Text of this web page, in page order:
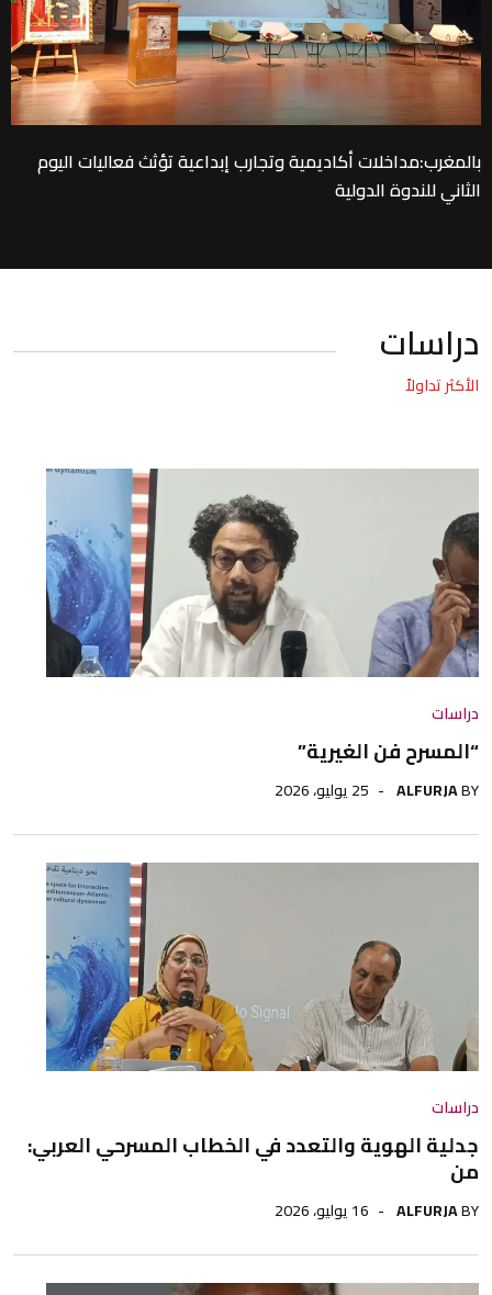
بالمغرب:مداخلات أكاديمية وتجارب إبداعية تؤثث فعاليات اليوم
الثاني للندوة الدولية
دراسات
الأكثر تداولاً
دراسات
“المسرح فن الغيرية”
BY
ALFURJA 25 يوليو، 2026
دراسات
جدلية الهوية والتعدد في الخطاب المسرحي العربي:
من
BY
ALFURJA 16 يوليو، 2026